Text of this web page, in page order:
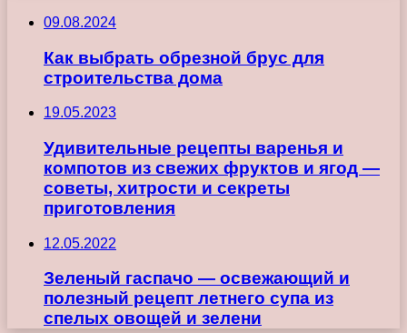
09.08.2024
Как выбрать обрезной брус для
строительства дома
19.05.2023
Удивительные рецепты варенья и
компотов из свежих фруктов и ягод —
советы, хитрости и секреты
приготовления
12.05.2022
Зеленый гаспачо — освежающий и
полезный рецепт летнего супа из
спелых овощей и зелени